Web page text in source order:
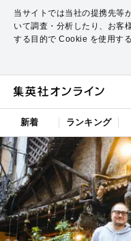
当サイトでは当社の提携先等
いて調査・分析したり、お客
する目的で Cookie を使用す
新着 ランキング